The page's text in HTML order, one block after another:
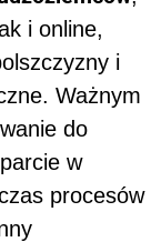
i online,
i
Ważnym
do
w
procesów